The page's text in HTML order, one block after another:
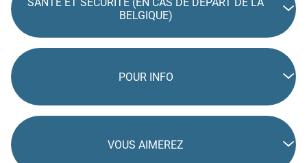
BELGIQUE)
POUR INFO
VOUS AIMEREZ